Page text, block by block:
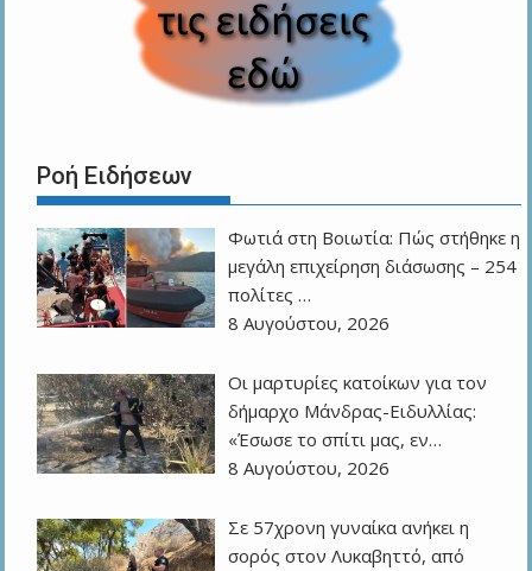
Ροή Ειδήσεων
Φωτιά στη Βοιωτία: Πώς στήθηκε η
μεγάλη επιχείρηση διάσωσης – 254
πολίτες …
8 Αυγούστου, 2026
Οι μαρτυρίες κατοίκων για τον
δήμαρχο Μάνδρας-Ειδυλλίας:
«Έσωσε το σπίτι μας, εν…
8 Αυγούστου, 2026
Σε 57χρονη γυναίκα ανήκει η
σορός στον Λυκαβηττό, από